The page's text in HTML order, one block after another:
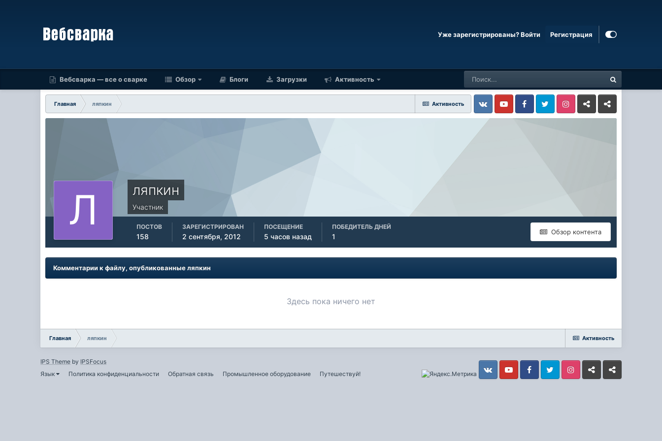
Уже зарегистрированы? Войти Регистрация
Вебсварка — все о сварке Обзор Блоги Загрузки Активность
Активность
Главная
ляпкин
VkontakteYouTube FacebookTwitter InstagramLivejournalOdnoklassniki
ляпкин
Участник
Обзор контента
ПОСТОВ
158
ЗАРЕГИСТРИРОВАН
2 сентября, 2012
ПОСЕЩЕНИЕ
5 часов назад
ПОБЕДИТЕЛЬ ДНЕЙ
1
Комментарии к файлу, опубликованные ляпкин
Здесь пока ничего нет
Активность
Главная ляпкин
IPS Theme by IPSFocus
Язык
Политика конфиденциальности Обратная связь Промышленное оборудование Путешествуй!
VkontakteYouTube FacebookTwitter InstagramLivejournalOdnoklassniki